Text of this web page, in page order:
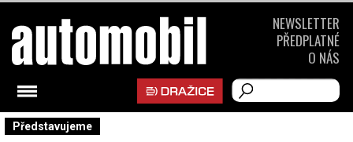
Představujeme
NEWSLETTER
PŘEDPLATNÉ
O NÁS